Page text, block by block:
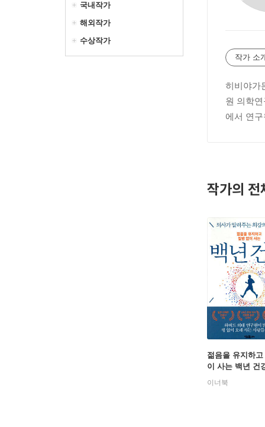
국내작가
해외작가
수상작가
작가 소
히비야가
원 의학
에서 연
작가의 전
젊음을 유지하
이 사는 백년 건
이너북